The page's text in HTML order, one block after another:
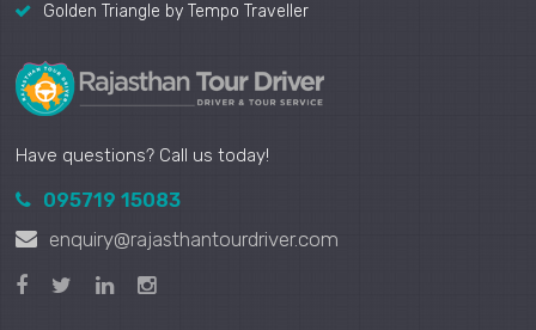
Golden Triangle by Tempo Traveller
Have questions? Call us today!
095719 15083
enquiry@rajasthantourdriver.com